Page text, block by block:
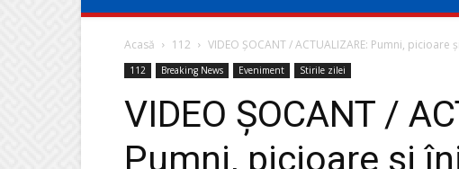
Acasă 112 VIDEO ȘOCANT / ACTUALIZARE: Pumni,
112 Breaking News Eveniment Stirile zilei
VIDEO ȘOCANT /
Pumni, picioare și